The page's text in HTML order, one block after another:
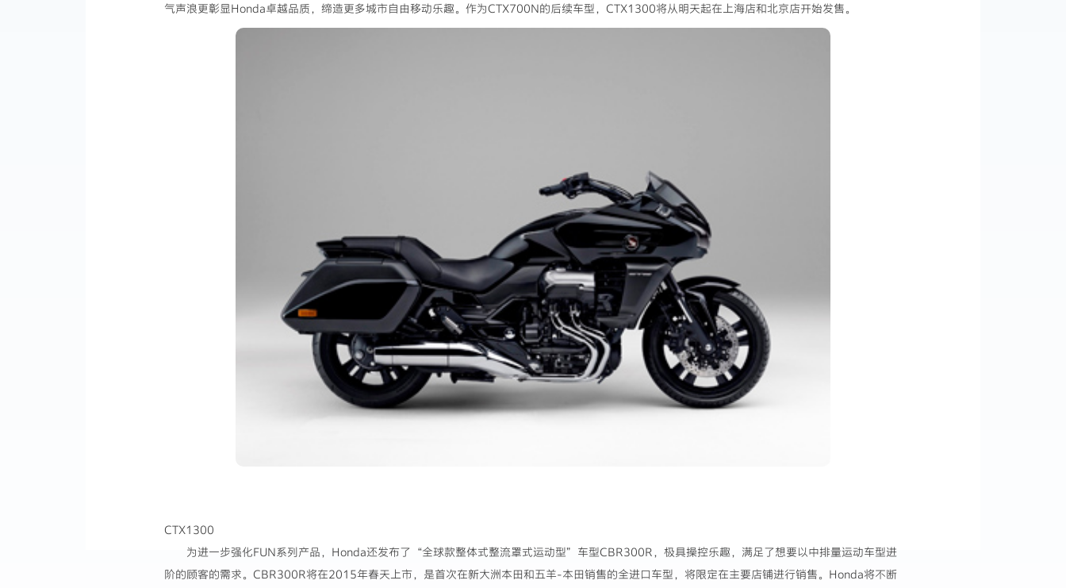
气声浪更彰显Honda卓越品质，缔造更多城市自由移动乐趣。作为CTX700N的后续车型，CTX1300将从明天起在上海店和北京店开始发售。
CTX1300
为进一步强化FUN系列产品，Honda还发布了“全球款整体式整流罩式运动型”车型CBR300R，极具操控乐趣，满足了想要以中排量运动车型进
阶的顾客的需求。CBR300R将在2015年春天上市，是首次在新大洲本田和五羊-本田销售的全进口车型，将限定在主要店铺进行销售。Honda将不断